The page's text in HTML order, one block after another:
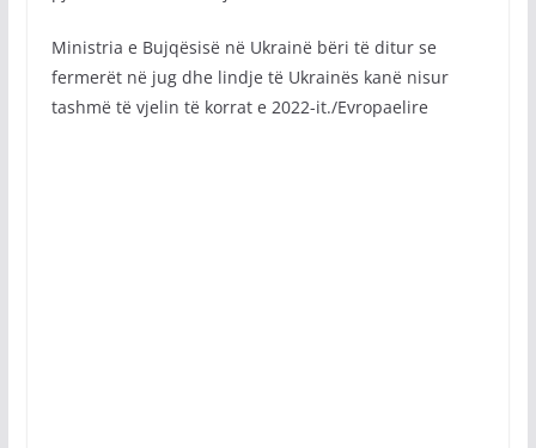
Ministria e Bujqësisë në Ukrainë bëri të ditur se
fermerët në jug dhe lindje të Ukrainës kanë nisur
tashmë të vjelin të korrat e 2022-it./Evropaelire